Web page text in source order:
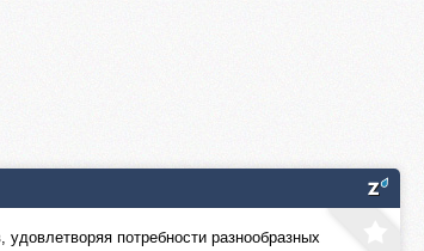
потребности разнообразных